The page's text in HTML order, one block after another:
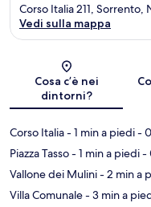
Corso Italia 211, Sorrento,
Vedi sulla mappa
Cosa c’è nei
dintorni?
Corso Italia- 1 min a piedi-
Piazza Tasso- 1 min a piedi-
Vallone dei Mulini- 2 min a
Villa Comunale- 3 min a